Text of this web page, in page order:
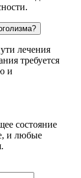
лечения
требуется
и
состояние
и любые